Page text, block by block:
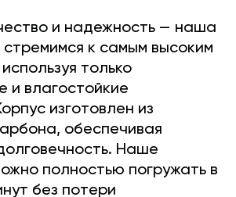
и надежность — наша
к самым высоким
только
и влагостойкие
изготовлен из
обеспечивая
Наше
полностью погружать в
без потери